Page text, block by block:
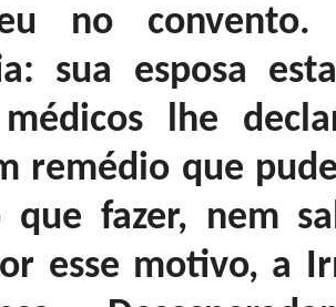
no
sua esposa
lhe
remédio que
que fazer, nem
esse motivo, a